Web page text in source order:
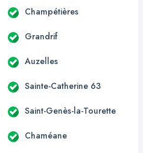
Champétières
Grandrif
Auzelles
Sainte-Catherine 63
Saint-Genès-la-Tourette
Chaméane